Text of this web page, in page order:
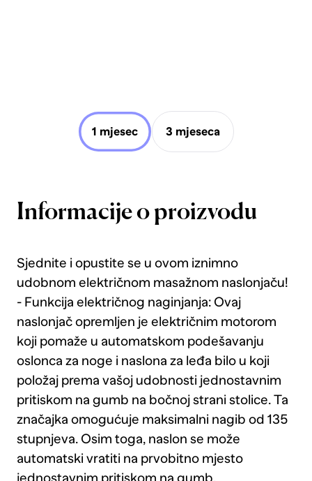
1 mjesec 3 mjeseca
Informacije o proizvodu
Sjednite i opustite se u ovom iznimno
udobnom električnom masažnom naslonjaču!
- Funkcija električnog naginjanja: Ovaj
naslonjač opremljen je električnim motorom
koji pomaže u automatskom podešavanju
oslonca za noge i naslona za leđa bilo u koji
položaj prema vašoj udobnosti jednostavnim
pritiskom na gumb na bočnoj strani stolice. Ta
značajka omogućuje maksimalni nagib od 135
stupnjeva. Osim toga, naslon se može
automatski vratiti na prvobitno mjesto
jednostavnim pritiskom na gumb.